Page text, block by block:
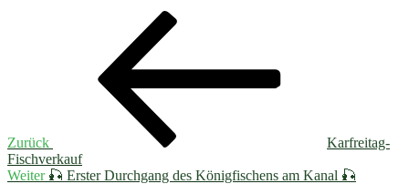
Beitragsnavigation
Zurück
Karfreitag-
Fischverkauf
Nächster
Weiter 🎣 Erster Durchgang des Königfischens am Kanal 🎣